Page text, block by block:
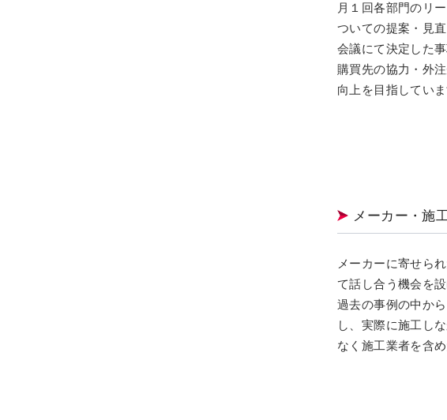
月１回各部門のリ
ついての提案・見
会議にて決定した
購買先の協力・外
向上を目指していま
メーカー・施
メーカーに寄せら
て話し合う機会を
過去の事例の中か
し、実際に施工し
なく施工業者を含